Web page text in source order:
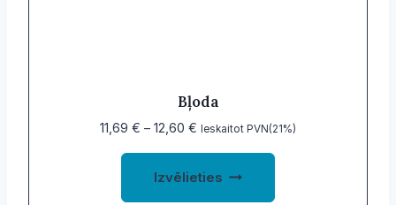
Bļoda
11,69 € – 12,60 € Price
11,69 €
Ieskaitot PVN(21%)
Izvēlieties